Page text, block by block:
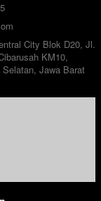
City Blok D20, Jl.
KM10,
Jawa Barat